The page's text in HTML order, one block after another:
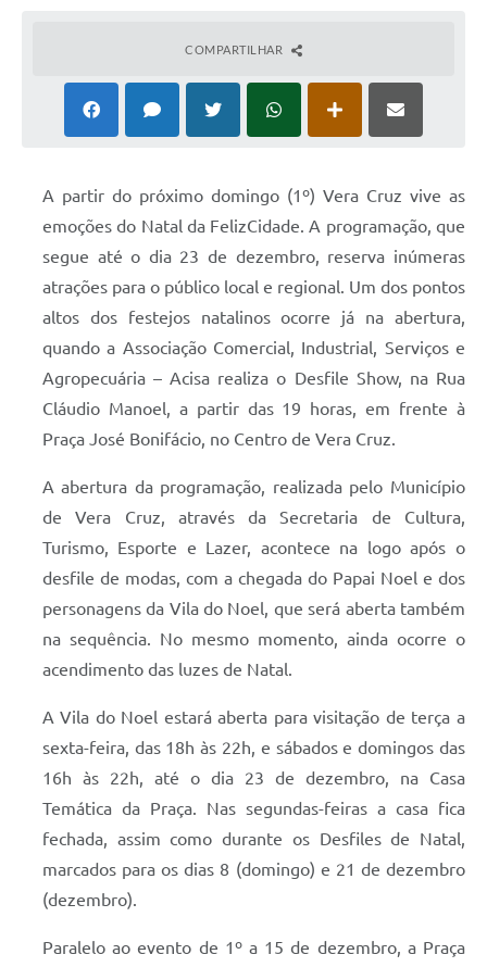
COMPARTILHAR
A partir do próximo domingo (1º) Vera Cruz vive as
emoções do Natal da FelizCidade. A programação, que
segue até o dia 23 de dezembro, reserva inúmeras
atrações para o público local e regional. Um dos pontos
altos dos festejos natalinos ocorre já na abertura,
quando a Associação Comercial, Industrial, Serviços e
Agropecuária – Acisa realiza o Desfile Show, na Rua
Cláudio Manoel, a partir das 19 horas, em frente à
Praça José Bonifácio, no Centro de Vera Cruz.
A abertura da programação, realizada pelo Município
de Vera Cruz, através da Secretaria de Cultura,
Turismo, Esporte e Lazer, acontece na logo após o
desfile de modas, com a chegada do Papai Noel e dos
personagens da Vila do Noel, que será aberta também
na sequência. No mesmo momento, ainda ocorre o
acendimento das luzes de Natal.
A Vila do Noel estará aberta para visitação de terça a
sexta-feira, das 18h às 22h, e sábados e domingos das
16h às 22h, até o dia 23 de dezembro, na Casa
Temática da Praça. Nas segundas-feiras a casa fica
fechada, assim como durante os Desfiles de Natal,
marcados para os dias 8 (domingo) e 21 de dezembro
(dezembro).
Paralelo ao evento de 1º a 15 de dezembro, a Praça